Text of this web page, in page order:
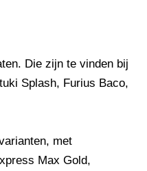
Die zijn te vinden bij
Splash, Furius Baco,
met
Max Gold,